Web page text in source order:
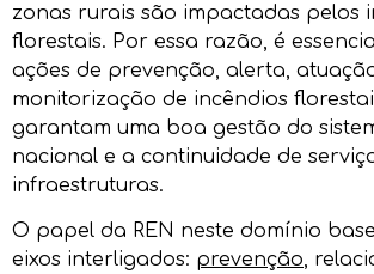
zonas rurais são impactadas pelos
florestais. Por essa razão, é
ações de prevenção, alerta,
monitorização de incêndios
garantam uma boa gestão do
nacional e a continuidade de
infraestruturas.
O papel da REN neste domínio
eixos interligados: prevenção,